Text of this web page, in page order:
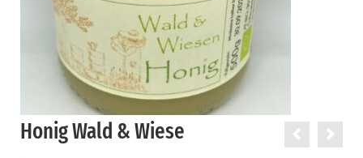
Honig Wald & Wiese